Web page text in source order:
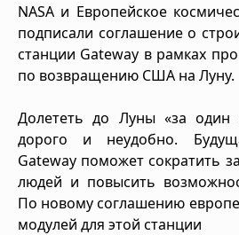
NASA и Европейское
подписали соглашение о
станции Gateway в рамках
по возвращению США на Луну.
Долететь до Луны «за один
дорого и неудобно.
Gateway поможет сократить
людей и повысить
По новому соглашению
модулей для этой станции